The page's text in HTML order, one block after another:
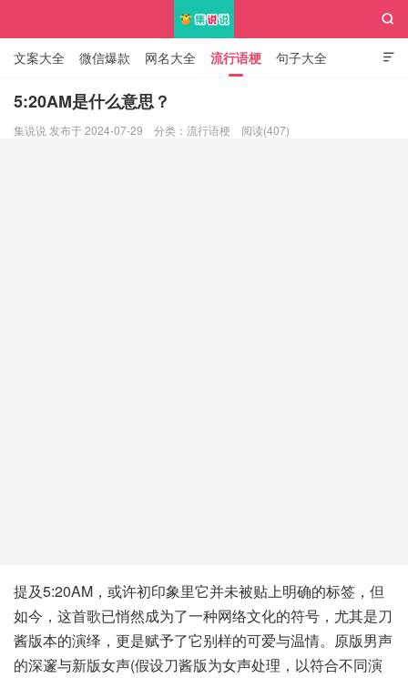

文案大全 微信爆款 网名大全 流行语梗 句子大全
知识大全

5:20AM是什么意思？
集说说 发布于 2024-07-29 分类： 流行语梗 阅读(407)
提及5:20AM，或许初印象里它并未被贴上明确的标签，但
如今，这首歌已悄然成为了一种网络文化的符号，尤其是刀
酱版本的演绎，更是赋予了它别样的可爱与温情。原版男声
的深邃与新版女声(假设刀酱版为女声处理，以符合不同演